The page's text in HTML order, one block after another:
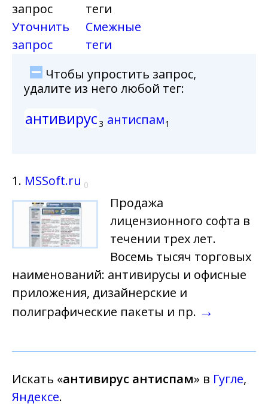
запрос
Уточнить
запрос
теги
Смежные
теги
Чтобы упростить запрос,
удалите из него любой тег:
антивирус3 антиспам1
1. MSSoft.ru 0
Продажа
лицензионного софта в
течении трех лет.
Восемь тысяч торговых
наименований: антивирусы и офисные
приложения, дизайнерские и
полиграфические пакеты и пр. →
Искать «антивирус антиспам» в Гугле,
Яндексе.